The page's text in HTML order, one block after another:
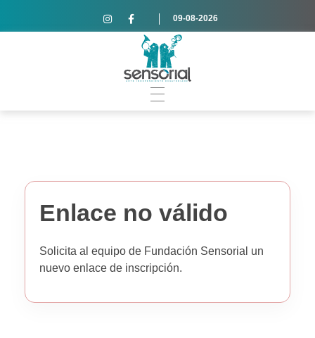
09-08-2026
Enlace no válido
Solicita al equipo de Fundación Sensorial un
nuevo enlace de inscripción.